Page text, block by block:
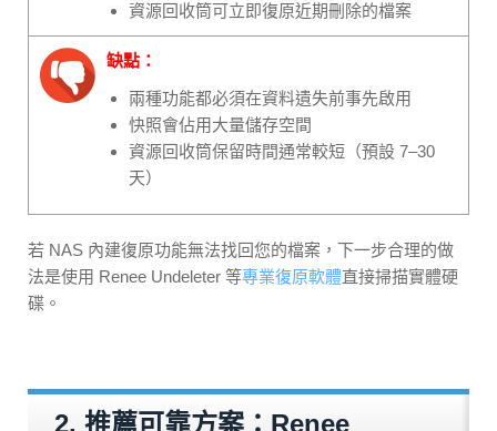
資源回收筒可立即復原近期刪除的檔案
缺點：
兩種功能都必須在資料遺失前事先啟用
快照會佔用大量儲存空間
資源回收筒保留時間通常較短（預設 7–30
天）
若 NAS 內建復原功能無法找回您的檔案，下一步合理的做
法是使用 Renee Undeleter 等專業復原軟體直接掃描實體硬
碟。
2. 推薦可靠方案：Renee